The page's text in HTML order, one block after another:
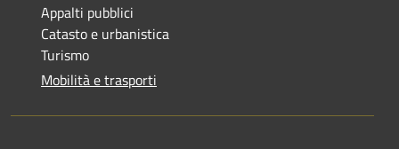
Appalti pubblici
Catasto e urbanistica
Turismo
Mobilità e trasporti